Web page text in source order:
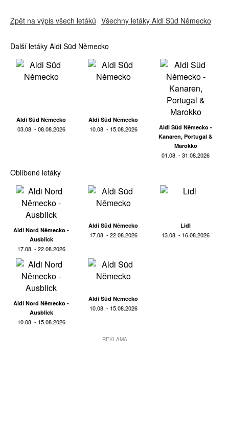
Zpět na výpis všech letáků Všechny letáky Aldi Süd Německo
Další letáky Aldi Süd Německo
Aldi Süd Německo
03.08. - 08.08.2026
Aldi Süd Německo
10.08. - 15.08.2026
Aldi Süd Německo -
Kanaren, Portugal &
Marokko
01.08. - 31.08.2026
Oblíbené letáky
Aldi Nord Německo -
Ausblick
17.08. - 22.08.2026
Aldi Süd Německo
17.08. - 22.08.2026
Lidl
13.08. - 16.08.2026
Aldi Nord Německo -
Ausblick
10.08. - 15.08.2026
Aldi Süd Německo
10.08. - 15.08.2026
REKLAMA